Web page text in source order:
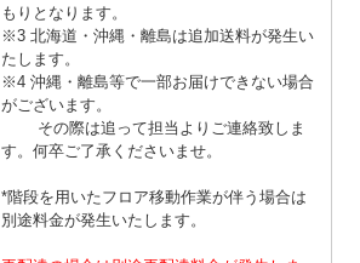
もりとなります。
※3 北海道・沖縄・離島は追加送料が発生い
たします。
※4 沖縄・離島等で一部お届けできない場合
がございます。
その際は追って担当よりご連絡致しま
す。何卒ご了承くださいませ。
*階段を用いたフロア移動作業が伴う場合は
別途料金が発生いたします。